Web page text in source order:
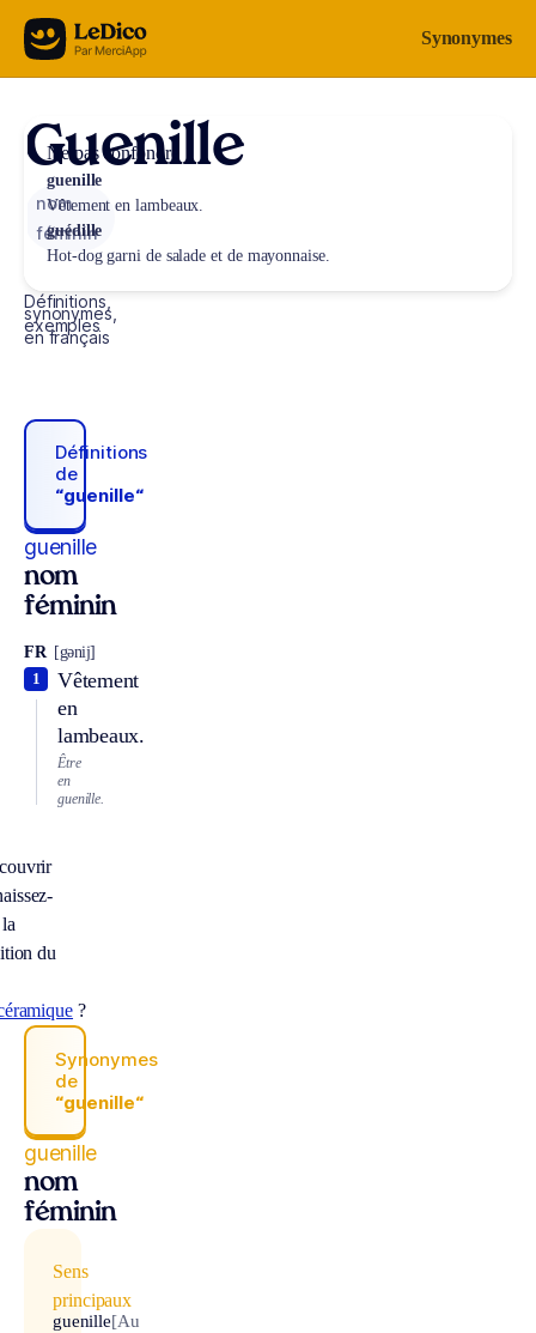
Aller au contenu Synonymes
Guenille
nom
féminin
Définitions,
synonymes,
exemples
en français
Définitions
de
“guenille“
guenille
nom
féminin
FR [gənij]
Vêtement
en
lambeaux.
1
Être
en
guenille.
du
?
Synonymes
de
“guenille“
guenille
nom
féminin
Sens
principaux
guenille[Au
Ne pas confondre
guenille
Vêtement en lambeaux.
guédille
Hot-dog garni de salade et de mayonnaise.